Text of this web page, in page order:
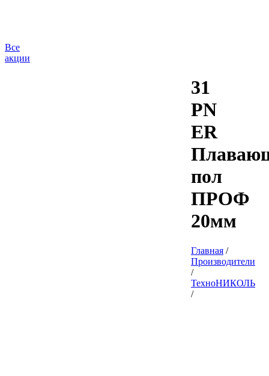
Все
акции
31
PN
ER
пол
ПРОФ
20мм
Главная /
Производители
/
ТехноНИКОЛЬ
/